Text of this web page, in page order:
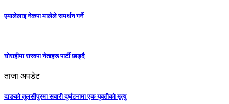
एमालेलाइ नेकपा मालेले समर्थन गर्ने
घोराहीमा रास्वपा नेताहरू पार्टी छाड्दै
ताजा अपडेट
दाङको तुलसीपुरमा सवारी दुर्घटनामा एक युवतीको मृत्यु